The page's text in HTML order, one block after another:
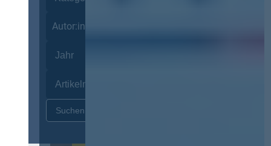
Autor:innen